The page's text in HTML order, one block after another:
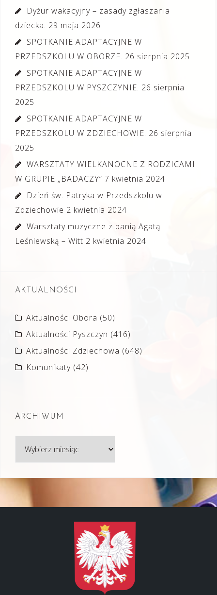
Dyżur wakacyjny – zasady zgłaszania
dziecka. 29 maja 2026
SPOTKANIE ADAPTACYJNE W
PRZEDSZKOLU W OBORZE. 26 sierpnia 2025
SPOTKANIE ADAPTACYJNE W
PRZEDSZKOLU W PYSZCZYNIE. 26 sierpnia
2025
SPOTKANIE ADAPTACYJNE W
PRZEDSZKOLU W ZDZIECHOWIE. 26 sierpnia
2025
WARSZTATY WIELKANOCNE Z RODZICAMI
W GRUPIE „BADACZY” 7 kwietnia 2024
Dzień św. Patryka w Przedszkolu w
Zdziechowie 2 kwietnia 2024
Warsztaty muzyczne z panią Agatą
Leśniewską – Witt 2 kwietnia 2024
AKTUALNOŚCI
Aktualności Obora (50)
Aktualności Pyszczyn (416)
Aktualności Zdziechowa (648)
Komunikaty (42)
ARCHIWUM